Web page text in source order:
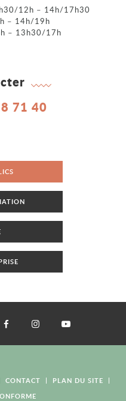
12h – 14h/17h30
– 14h/19h
– 13h30/17h
71 40
CONTACT
PLAN DU SITE